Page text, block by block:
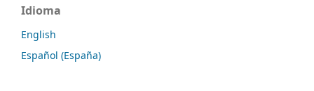
Idioma
English
Español (España)